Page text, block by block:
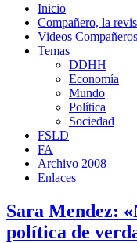
Inicio
Compañero, la
Videos Compañeros
Temas
DDHH
Economía
Mundo
Política
Sociedad
FSLD
FA
Archivo 2008
Enlaces
Sara Mendez:
política de